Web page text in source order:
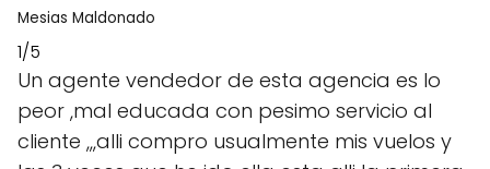
Mesias Maldonado
1/5
Un agente vendedor de esta agencia es lo
peor ,mal educada con pesimo servicio al
cliente ,,,alli compro usualmente mis vuelos y